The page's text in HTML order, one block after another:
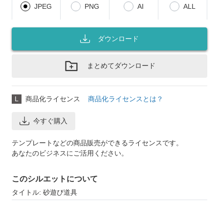
JPEG PNG AI ALL
ダウンロード
まとめてダウンロード
L 商品化ライセンス 商品化ライセンスとは？
今すぐ購入
テンプレートなどの商品販売ができるライセンスです。
あなたのビジネスにご活用ください。
このシルエットについて
タイトル: 砂遊び道具